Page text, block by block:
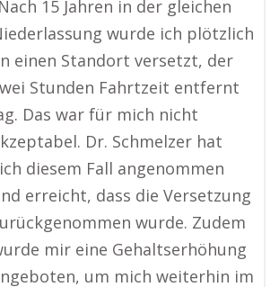
15 Jahren in der gleichen
wurde ich plötzlich
einen Standort versetzt, der
Stunden Fahrtzeit entfernt
Das war für mich nicht
Dr. Schmelzer hat
diesem Fall angenommen
erreicht, dass die Versetzung
wurde. Zudem
mir eine Gehaltserhöhung
um mich weiterhin im